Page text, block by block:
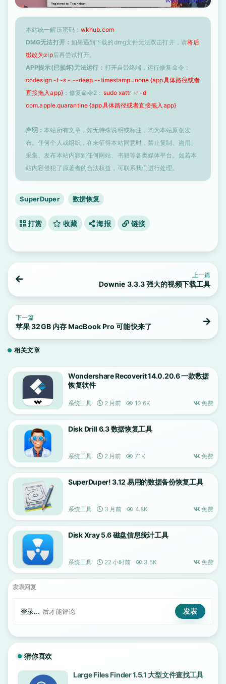
本站统一解压密码： wkhub.com
DMG无法打开： 如果遇到下载的dmg文件无法双击打开，请将后
缀改为zip后再尝试打开。
APP提示(已损坏)无法运行： 打开自带终端，运行修复命令：
codesign -f -s - --deep --timestamp=none {app具体路径或者
直接拖入app}；修复命令2： sudo xattr -r -d
com.apple.quarantine {app具体路径或者直接拖入app}
声明：本站所有文章，如无特殊说明或标注，均为本站原创发
布。任何个人或组织，在未征得本站同意时，禁止复制、盗用、
采集、发布本站内容到任何网站、书籍等各类媒体平台。如若本
站内容侵犯了原著者的合法权益，可联系我们进行处理。
SuperDuper 数据恢复
打赏 收藏 海报 链接
上一篇
Downie 3.3.3 强大的视频下载工具
下一篇
苹果 32GB 内存 MacBook Pro 可能快来了
相关文章
Wondershare Recoverit 14.0.20.6 一款数据
恢复软件
系统工具 2 月前 10.6K 免费
Disk Drill 6.3 数据恢复工具
系统工具 2 月前 7.1K 免费
SuperDuper! 3.12 易用的数据备份恢复工具
系统工具 3 月前 4.8K 免费
Disk Xray 5.6 磁盘信息统计工具
系统工具 22 小时前 3.5K 免费
发表回复
登录... 后才能评论
猜你喜欢
Large Files Finder 1.5.1 大型文件查找工具